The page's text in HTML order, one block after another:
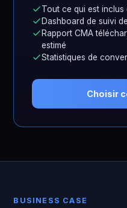
Tout ce qui est inclus
Dashboard de suivi
Rapport CMA
estimé
Statistiques de
Choisir
BUSINESS CASE